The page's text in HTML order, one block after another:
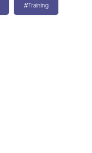
#Training